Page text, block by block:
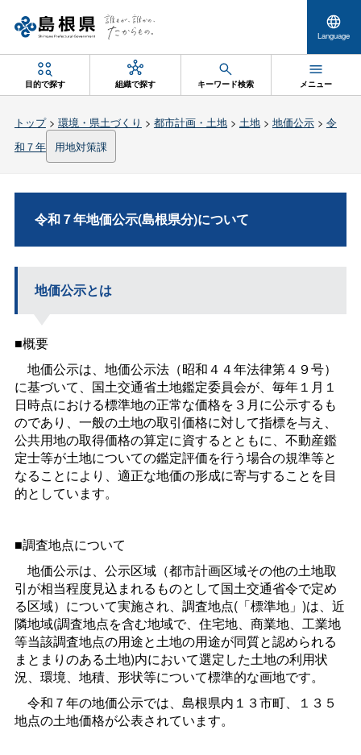
Language
目的で探す 組織で探す キーワード検索 メニュー
トップ> 環境・県土づくり > 都市計画・土地> 土地> 地価公示> 令
和７年
用地対策課
令和７年地価公示(島根県分)について
地価公示とは
■概要
地価公示は、地価公示法（昭和４４年法律第４９号）
に基づいて、国土交通省土地鑑定委員会が、毎年１月１
日時点における標準地の正常な価格を３月に公示するも
のであり、一般の土地の取引価格に対して指標を与え、
公共用地の取得価格の算定に資するとともに、不動産鑑
定士等が土地についての鑑定評価を行う場合の規準等と
なることにより、適正な地価の形成に寄与することを目
的としています。
■調査地点について
地価公示は、公示区域（都市計画区域その他の土地取
引が相当程度見込まれるものとして国土交通省令で定め
る区域）について実施され、調査地点(「標準地」)は、近
隣地域(調査地点を含む地域で、住宅地、商業地、工業地
等当該調査地点の用途と土地の用途が同質と認められる
まとまりのある土地)内において選定した土地の利用状
況、環境、地積、形状等について標準的な画地です。
令和７年の地価公示では、島根県内１３市町、１３５
地点の土地価格が公表されています。